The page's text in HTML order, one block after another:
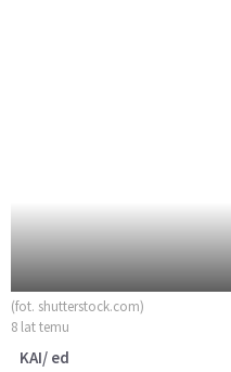
(fot. shutterstock.com)
8 lat temu
KAI/ ed